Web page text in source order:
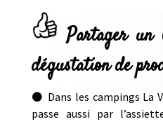
Partager un
dégustation de
⚫ Dans les campings La
passe aussi par